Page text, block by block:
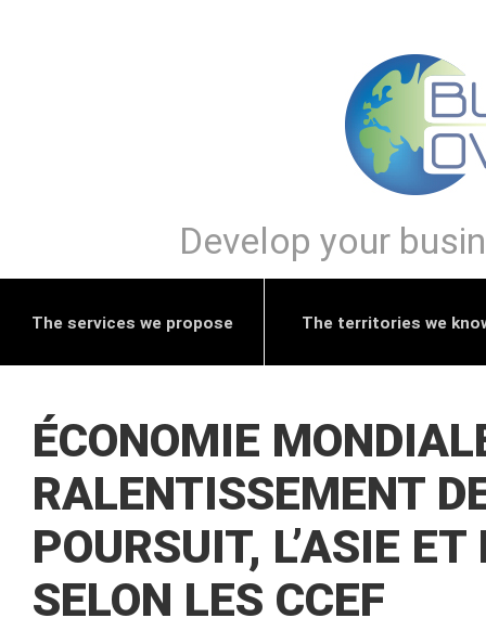
Develop your
The services we propose The territories we
ÉCONOMIE
RALENTISSEMENT
POURSUIT, L’ASIE
SELON LES CCEF